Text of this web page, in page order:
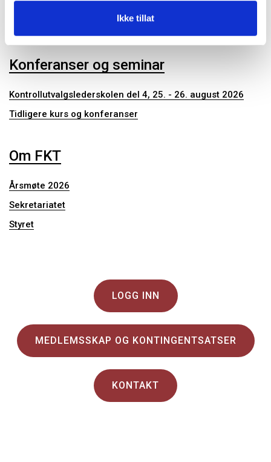
Ikke tillat
Konferanser og seminar
Kontrollutvalgslederskolen del 4, 25. - 26. august 2026
Tidligere kurs og konferanser
Om FKT
Årsmøte 2026
Sekretariatet
Styret
LOGG INN
MEDLEMSSKAP OG KONTINGENTSATSER
KONTAKT